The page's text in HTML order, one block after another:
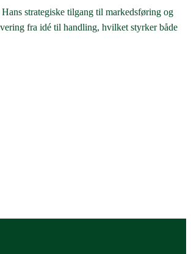
strategiske tilgang til markedsføring og
fra idé til handling, hvilket styrker både